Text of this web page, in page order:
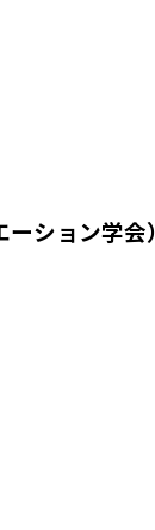
ション学会）